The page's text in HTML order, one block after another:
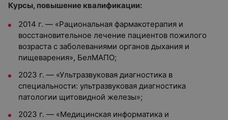
Курсы, повышение квалификации:
2014 г. — «Рациональная фармакотерапия и
восстановительное лечение пациентов пожилого
возраста с заболеваниями органов дыхания и
пищеварения», БелМАПО;
2023 г. — «Ультразвуковая диагностика в
специальности: ультразвуковая диагностика
патологии щитовидной железы»;
2023 г. — «Медицинская информатика и